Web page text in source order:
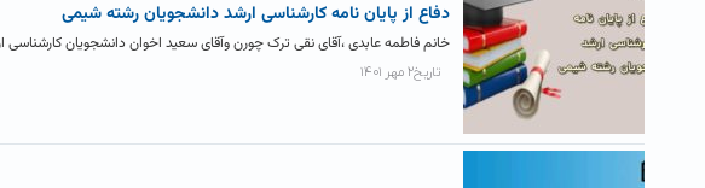
دفاع از پایان نامه کارشناسی ارشد دانشجویان رشته شیمی
خانم فاطمه عابدی ،آقای نقی ترک چورن وآقای سعید اخوان دانشجویان کارشناسی
تاریخ۲ مهر ۱۴۰۱